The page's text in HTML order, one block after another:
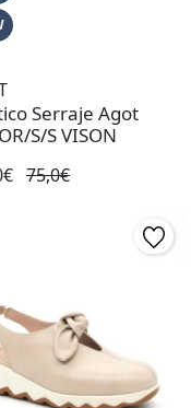
Serraje Agot
S/S VISON
75,0€